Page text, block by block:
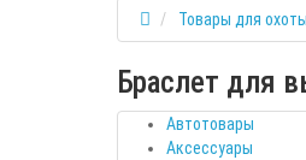
Товары для
Браслет для
Автотовары
Аксессуары